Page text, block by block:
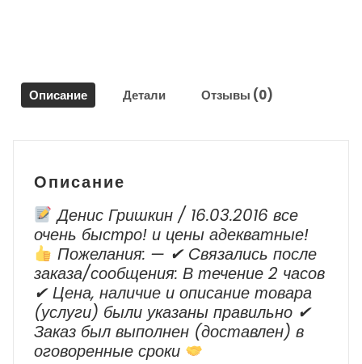
Cruze
2009-
Описание Детали Отзывы (0)
Описание
Денис Гришкин / 16.03.2016 все
очень быстро! и цены адекватные!
Пожелания: — ✔ Cвязались после
заказа/сообщения: В течение 2 часов
✔ Цена, наличие и описание товара
(услуги) были указаны правильно ✔
Заказ был выполнен (доставлен) в
оговоренные сроки